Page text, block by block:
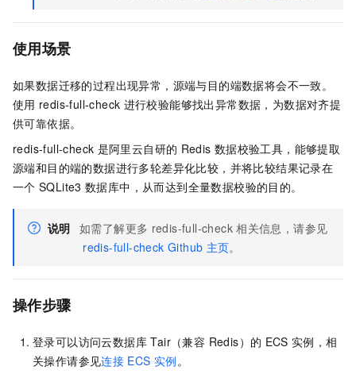
使用场景
如果数据迁移的过程出现异常，源端与目的端数据将会不一致。
使用 redis-full-check 进行校验能够找出异常数据，为数据对齐提
供可靠依据。
redis-full-check 是阿里云自研的 Redis 数据校验工具，能够提取
源端和目的端的数据进行多轮差异化比较，并将比较结果记录在
一个 SQLite3 数据库中，从而达到全量数据校验的目的。
说明 如需了解更多 redis-full-check 相关信息，请参见
redis-full-check Github 主页。
操作步骤
登录可以访问云数据库 Tair（兼容 Redis） 的 ECS 实例，相
关操作请参见连接 ECS 实例。